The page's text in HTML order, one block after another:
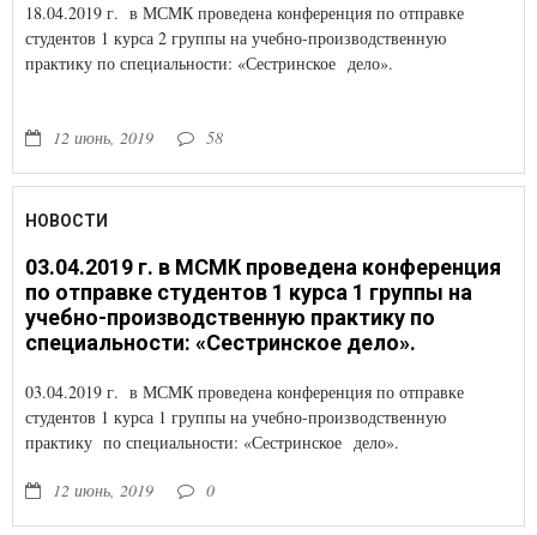
18.04.2019 г. в МСМК проведена конференция по отправке
студентов 1 курса 2 группы на учебно-производственную
практику по специальности: «Сестринское дело».
12 июнь, 2019 58
НОВОСТИ
03.04.2019 г. в МСМК проведена конференция
по отправке студентов 1 курса 1 группы на
учебно-производственную практику по
специальности: «Сестринское дело».
03.04.2019 г. в МСМК проведена конференция по отправке
студентов 1 курса 1 группы на учебно-производственную
практику по специальности: «Сестринское дело».
12 июнь, 2019 0